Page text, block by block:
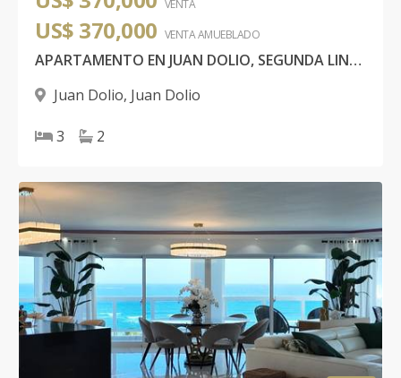
VENTA
US$ 370,000 VENTA AMUEBLADO
APARTAMENTO EN JUAN DOLIO, SEGUNDA LINEA DE PLAYA
Juan Dolio, Juan Dolio
3 2